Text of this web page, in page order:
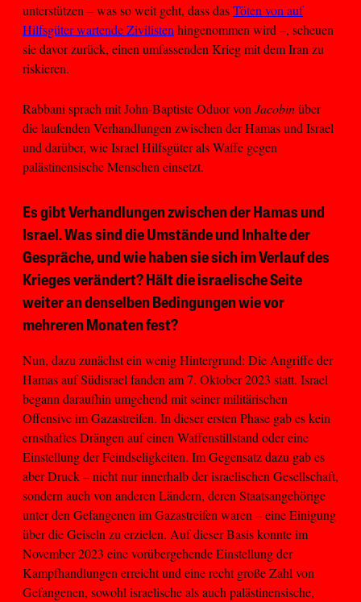
unterstützen – was so weit geht, dass dasTöten von auf
Hilfsgüter wartende Zivilisten hingenommen wird –, scheuen
sie davor zurück, einen umfassenden Krieg mit dem Iran zu
riskieren.
Rabbani sprach mit John-Baptiste Oduor vonJacobinüber
die laufenden Verhandlungen zwischen der Hamas und Israel
und darüber, wie Israel Hilfsgüter als Waffe gegen
palästinensische Menschen einsetzt.
Es gibt Verhandlungen zwischen der Hamas und
Israel. Was sind die Umstände und Inhalte der
Gespräche, und wie haben sie sich im Verlauf des
Krieges verändert? Hält die israelische Seite
weiter an denselben Bedingungen wie vor
mehreren Monaten fest?
Nun, dazu zunächst ein wenig Hintergrund: Die Angriffe der
Hamas auf Südisrael fanden am 7. Oktober 2023 statt. Israel
begann daraufhin umgehend mit seiner militärischen
Offensive im Gazastreifen. In dieser ersten Phase gab es kein
ernsthaftes Drängen auf einen Waffenstillstand oder eine
Einstellung der Feindseligkeiten. Im Gegensatz dazu gab es
aber Druck – nicht nur innerhalb der israelischen Gesellschaft,
sondern auch von anderen Ländern, deren Staatsangehörige
unter den Gefangenen im Gazastreifen waren – eine Einigung
über die Geiseln zu erzielen. Auf dieser Basis konnte im
November 2023 eine vorübergehende Einstellung der
Kampfhandlungen erreicht und eine recht große Zahl von
Gefangenen, sowohl israelische als auch palästinensische,